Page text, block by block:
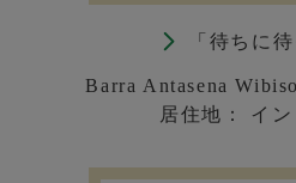
「待ちに
Barra Antasena
居住地： イ